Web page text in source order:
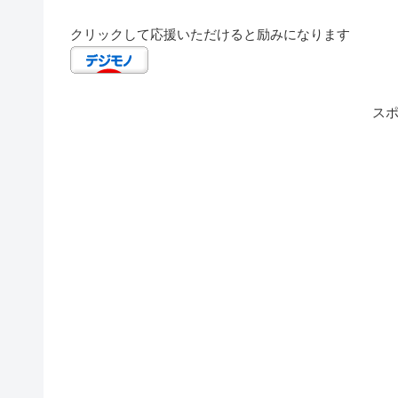
クリックして応援いただけると励みになります
ス